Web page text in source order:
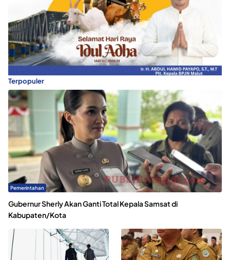
Terpopuler
Pemerintahan
Gubernur Sherly Akan Ganti Total Kepala Samsat di
Kabupaten/Kota